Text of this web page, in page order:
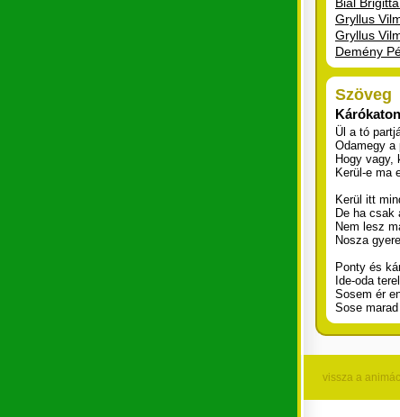
Gryllus
Gryllus
Demény
Szöveg
Ül a tó
Odamegy a
Hogy vagy,
Kerül-e ma
Kerül itt
De ha csak
Nem lesz
Nosza
Ponty és
Ide-oda
Sosem ér
Sose
vissza a